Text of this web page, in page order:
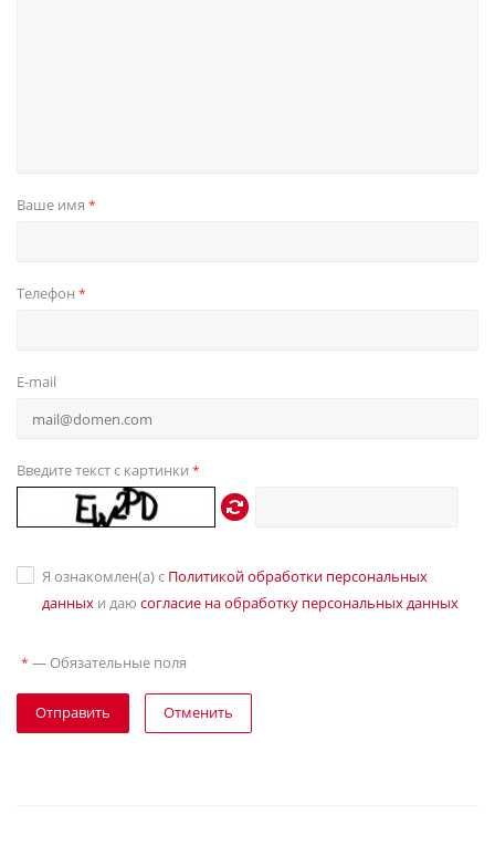
Ваше имя *
Телефон *
E-mail
Введите текст с картинки *
Я ознакомлен(а) с Политикой обработки персональных
данных и даю согласие на обработку персональных данных
* — Обязательные поля
Отправить Отменить